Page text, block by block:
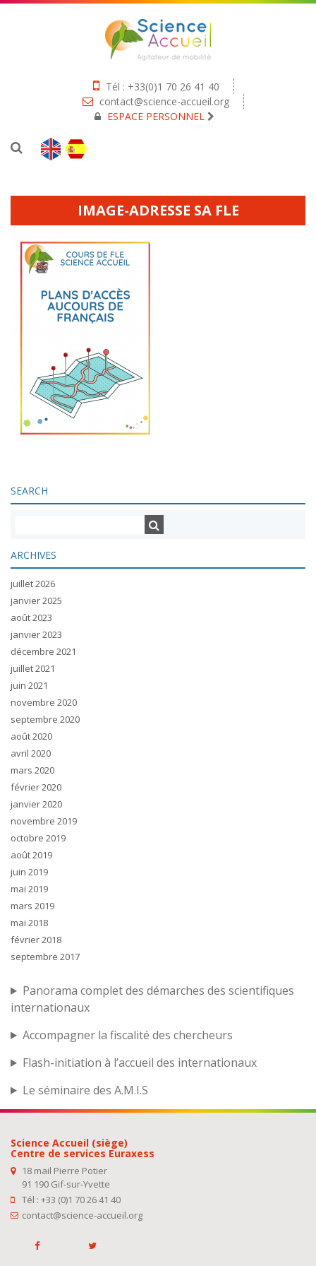
Tél : +33(0)1 70 26 41 40
contact@science-accueil.org
ESPACE PERSONNEL
IMAGE-ADRESSE SA FLE
SEARCH
ARCHIVES
juillet 2026
janvier 2025
août 2023
janvier 2023
décembre 2021
juillet 2021
juin 2021
novembre 2020
septembre 2020
août 2020
avril 2020
mars 2020
février 2020
janvier 2020
novembre 2019
octobre 2019
août 2019
juin 2019
mai 2019
mars 2019
mai 2018
février 2018
septembre 2017
Panorama complet des démarches des scientifiques
internationaux
Accompagner la fiscalité des chercheurs
Flash-initiation à l’accueil des internationaux
Le séminaire des A.M.I.S
Science Accueil (siège)
Centre de services Euraxess
18 mail Pierre Potier
91 190 Gif-sur-Yvette
Tél : +33 (0)1 70 26 41 40
contact@science-accueil.org